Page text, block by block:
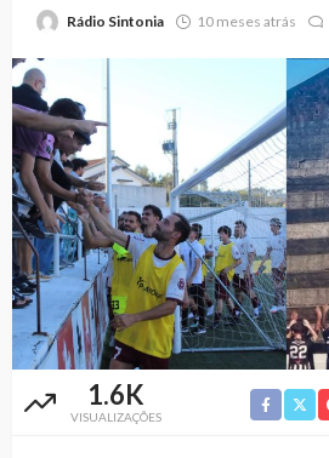
Rádio Sintonia 10 meses atrás
1.6K
VISUALIZAÇÕES